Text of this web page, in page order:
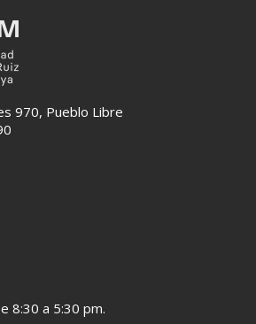
970, Pueblo Libre
8:30 a 5:30 pm.